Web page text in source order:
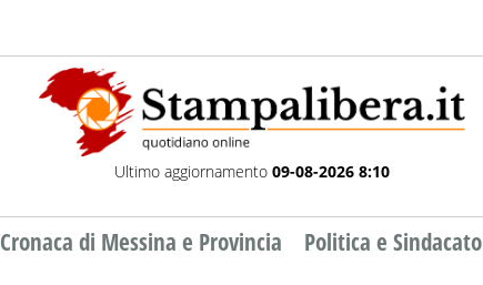
Ultimo aggiornamento 09-08-2026 8:10
Cronaca di Messina e Provincia Politica e Sindacato